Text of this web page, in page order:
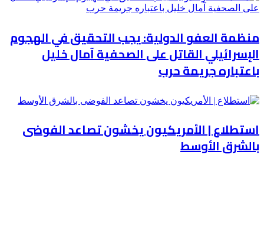
منظمة العفو الدولية: يجب التحقيق في الهجوم
الإسرائيلي القاتل على الصحفية آمال خليل
باعتباره جريمة حرب
استطلاع | الأمريكيون يخشون تصاعد الفوضى
بالشرق الأوسط